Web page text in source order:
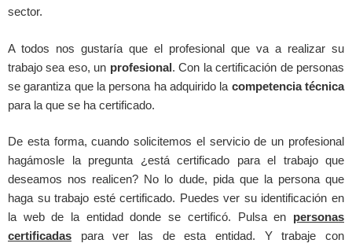
sector.
A todos nos gustaría que el profesional que va a realizar su
trabajo sea eso, un profesional. Con la certificación de personas
se garantiza que la persona ha adquirido la competencia técnica
para la que se ha certificado.
De esta forma, cuando solicitemos el servicio de un profesional
hagámosle la pregunta ¿está certificado para el trabajo que
deseamos nos realicen? No lo dude, pida que la persona que
haga su trabajo esté certificado. Puedes ver su identificación en
la web de la entidad donde se certificó. Pulsa en personas
certificadas para ver las de esta entidad. Y trabaje con